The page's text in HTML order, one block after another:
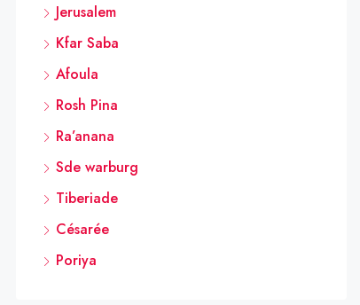
Jerusalem
Kfar Saba
Afoula
Rosh Pina
Ra’anana
Sde warburg
Tiberiade
Césarée
Poriya